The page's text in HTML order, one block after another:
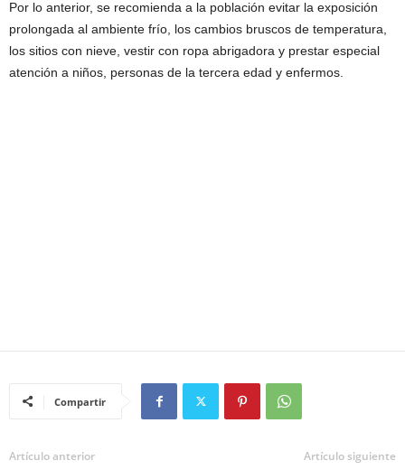
Por lo anterior, se recomienda a la población evitar la exposición
prolongada al ambiente frío, los cambios bruscos de temperatura,
los sitios con nieve, vestir con ropa abrigadora y prestar especial
atención a niños, personas de la tercera edad y enfermos.
Compartir
Artículo anterior Artículo siguiente